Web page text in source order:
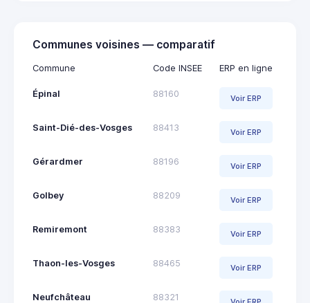
Communes voisines — comparatif
Commune Code INSEE ERP en ligne
Épinal 88160 Voir ERP
Saint-Dié-des-Vosges 88413 Voir ERP
Gérardmer 88196 Voir ERP
Golbey 88209 Voir ERP
Remiremont 88383 Voir ERP
Thaon-les-Vosges 88465 Voir ERP
Neufchâteau 88321